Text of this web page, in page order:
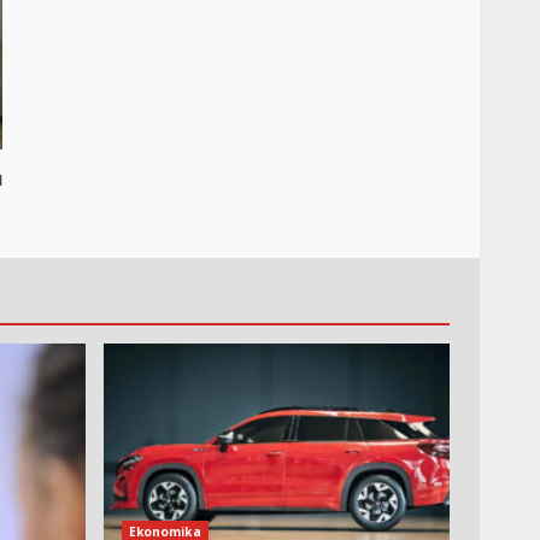
Ekonomika